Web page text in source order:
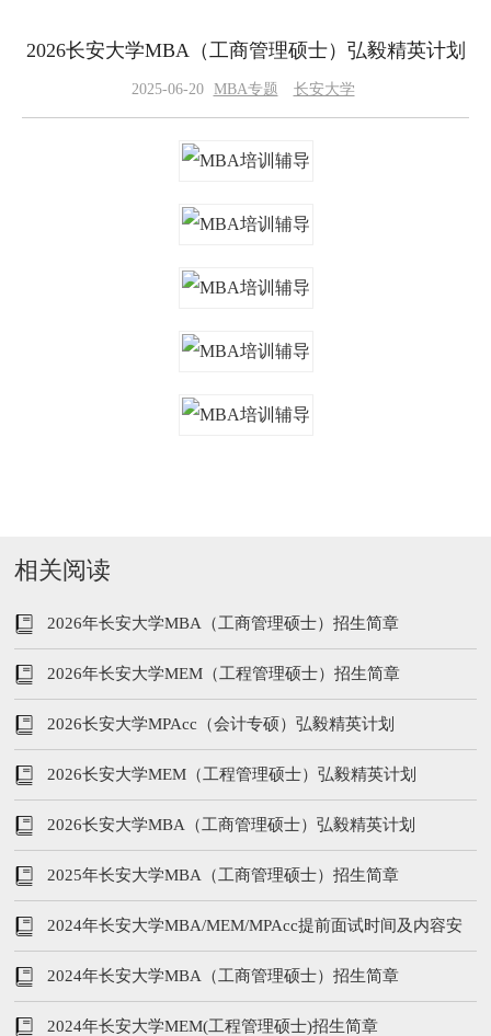
2026长安大学MBA（工商管理硕士）弘毅精英计划
2025-06-20 MBA专题 长安大学
相关阅读
2026年长安大学MBA（工商管理硕士）招生简章
2026年长安大学MEM（工程管理硕士）招生简章
2026长安大学MPAcc（会计专硕）弘毅精英计划
2026长安大学MEM（工程管理硕士）弘毅精英计划
2026长安大学MBA（工商管理硕士）弘毅精英计划
2025年长安大学MBA（工商管理硕士）招生简章
2024年长安大学MBA/MEM/MPAcc提前面试时间及内容安
排
2024年长安大学MBA（工商管理硕士）招生简章
2024年长安大学MEM(工程管理硕士)招生简章